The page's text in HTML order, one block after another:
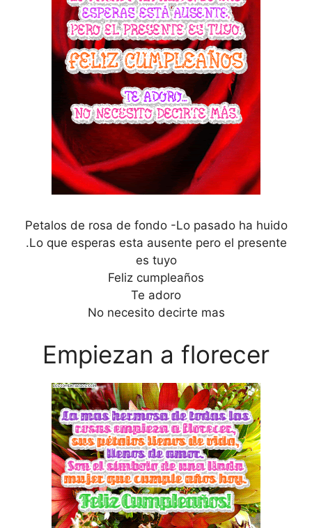
Petalos de rosa de fondo -Lo pasado ha huido
.Lo que esperas esta ausente pero el presente
es tuyo
Feliz cumpleaños
Te adoro
No necesito decirte mas
Empiezan a florecer